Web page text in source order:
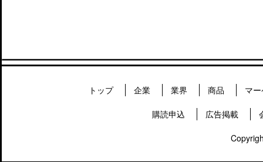
トップ 企業 業界 商品 マ
購読申込 広告掲載